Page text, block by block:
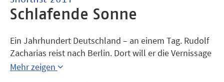
Schlafende Sonne
Ein Jahrhundert Deutschland – an einem Tag. Rudolf
Zacharias reist nach Berlin. Dort will er die Vernissage
seiner früheren Studentin Milena Sonntag besuchen.
Mehr zeigen